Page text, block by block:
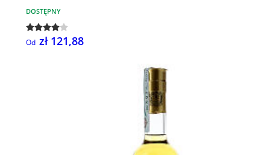
DOSTĘPNY
Od zł 121,88